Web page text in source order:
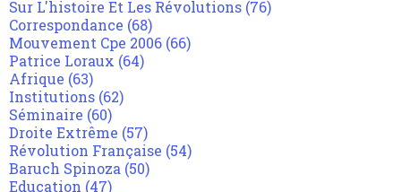
Sur L'histoire Et Les Révolutions (76)
Correspondance (68)
Mouvement Cpe 2006 (66)
Patrice Loraux (64)
Afrique (63)
Institutions (62)
Séminaire (60)
Droite Extrême (57)
Révolution Française (54)
Baruch Spinoza (50)
Education (47)